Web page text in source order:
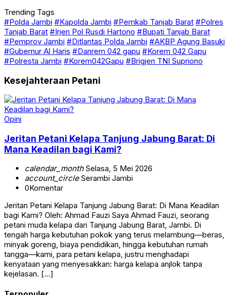
Trending Tags
#Polda Jambi #Kapolda Jambi #Pemkab Tanjab Barat #Polres
Tanjab Barat #Irjen Pol Rusdi Hartono #Bupati Tanjab Barat
#Pemprov Jambi #Ditlantas Polda Jambi #AKBP Agung Basuki
#Gubernur Al Haris #Danrem 042 gapu #Korem 042 Gapu
#Polresta Jambi #Korem042Gapu #Brigjen TNI Supriono
Kesejahteraan Petani
Opini
Jeritan Petani Kelapa Tanjung Jabung Barat: Di
Mana Keadilan bagi Kami?
calendar_monthSelasa, 5 Mei 2026
account_circleSerambi Jambi
0Komentar
Jeritan Petani Kelapa Tanjung Jabung Barat: Di Mana Keadilan
bagi Kami? Oleh: Ahmad Fauzi Saya Ahmad Fauzi, seorang
petani muda kelapa dari Tanjung Jabung Barat, Jambi. Di
tengah harga kebutuhan pokok yang terus melambung—beras,
minyak goreng, biaya pendidikan, hingga kebutuhan rumah
tangga—kami, para petani kelapa, justru menghadapi
kenyataan yang menyesakkan: harga kelapa anjlok tanpa
kejelasan. […]